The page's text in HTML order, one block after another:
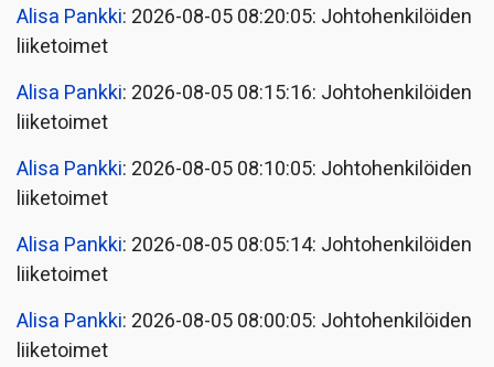
Alisa Pankki: 2026-08-05 08:20:05: Johtohenkilöiden
liiketoimet
Alisa Pankki: 2026-08-05 08:15:16: Johtohenkilöiden
liiketoimet
Alisa Pankki: 2026-08-05 08:10:05: Johtohenkilöiden
liiketoimet
Alisa Pankki: 2026-08-05 08:05:14: Johtohenkilöiden
liiketoimet
Alisa Pankki: 2026-08-05 08:00:05: Johtohenkilöiden
liiketoimet